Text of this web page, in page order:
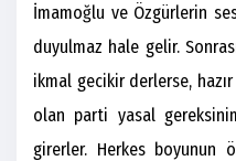
İmamoğlu ve Özgürlerin
duyulmaz hale gelir.
ikmal gecikir derlerse,
olan parti yasal
girerler. Herkes boyunun